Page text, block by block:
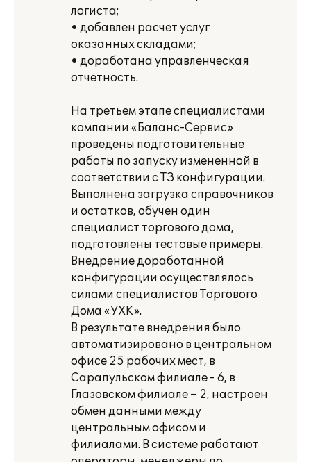
логиста;
• добавлен расчет услуг
оказанных складами;
• доработана управленческая
отчетность.
На третьем этапе специалистами
компании «Баланс-Сервис»
проведены подготовительные
работы по запуску измененной в
соответствии с ТЗ конфигурации.
Выполнена загрузка справочников
и остатков, обучен один
специалист торгового дома,
подготовлены тестовые примеры.
Внедрение доработанной
конфигурации осуществлялось
силами специалистов Торгового
Дома «УХК».
В результате внедрения было
автоматизировано в центральном
офисе 25 рабочих мест, в
Сарапульском филиале - 6, в
Глазовском филиале – 2, настроен
обмен данными между
центральным офисом и
филиалами. В системе работают